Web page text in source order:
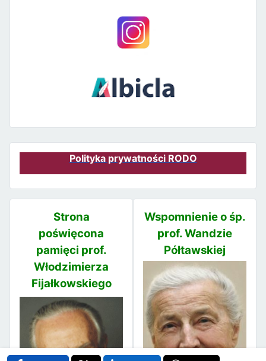
Polityka prywatności RODO
Strona
poświęcona
pamięci prof.
Włodzimierza
Fijałkowskiego
Wspomnienie o śp.
prof. Wandzie
Półtawskiej